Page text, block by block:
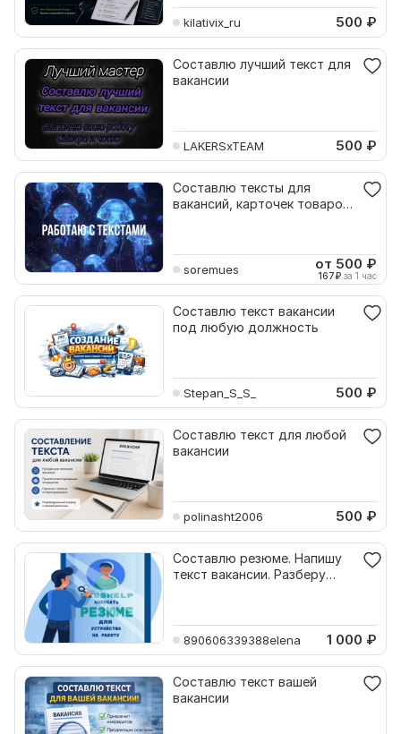
kilativix_ru 500 ₽
Составлю лучший текст для
вакансии
LAKERSxTEAM 500 ₽
Составлю тексты для
вакансий, карточек товаров
soremues от 500 ₽
167₽ за 1 час
Составлю текст вакансии
под любую должность
Stepan_S_S_ 500 ₽
Составлю текст для любой
вакансии
polinasht2006 500 ₽
Составлю резюме. Напишу
текст вакансии. Разберу
890606339388elena 1 000 ₽
Составлю текст вашей
вакансии